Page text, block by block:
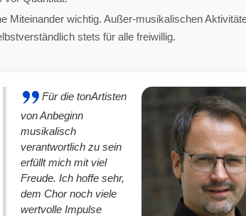
Miteinander wichtig. Außer-musikalischen
stets für alle freiwillig.
Für die tonArtisten
von Anbeginn
musikalisch
verantwortlich zu sein
erfüllt mich mit viel
Freude. Ich hoffe sehr,
dem Chor noch viele
wertvolle Impulse